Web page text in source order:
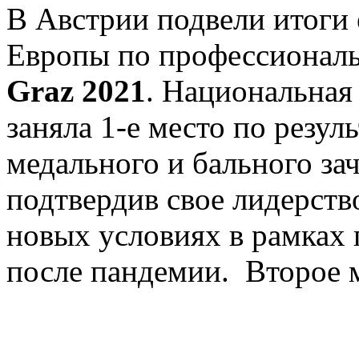
В Австрии подвели итоги
Европы по
Graz 2021.
заняла 1-е место по
медального и бального
подтвердив свое
новых условиях в рамках
после пандемии. Второе